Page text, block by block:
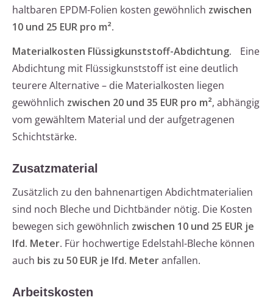
haltbaren EPDM-Folien kosten gewöhnlich zwischen
10 und 25 EUR pro m².
Materialkosten Flüssigkunststoff-Abdichtung.
Eine
Abdichtung mit Flüssigkunststoff ist eine deutlich
teurere Alternative – die Materialkosten liegen
gewöhnlich zwischen 20 und 35 EUR pro m², abhängig
vom gewähltem Material und der aufgetragenen
Schichtstärke.
Zusatzmaterial
Zusätzlich zu den bahnenartigen Abdichtmaterialien
sind noch Bleche und Dichtbänder nötig. Die Kosten
bewegen sich gewöhnlich zwischen 10 und 25 EUR je
lfd. Meter. Für hochwertige Edelstahl-Bleche können
auch bis zu 50 EUR je lfd. Meteranfallen.
Arbeitskosten